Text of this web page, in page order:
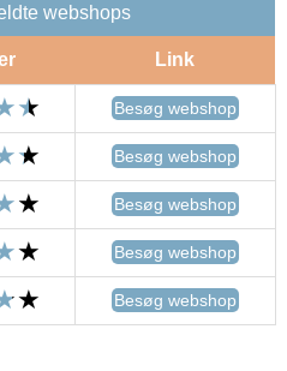
webshops
Link
Besøg webshop
Besøg webshop
Besøg webshop
Besøg webshop
Besøg webshop